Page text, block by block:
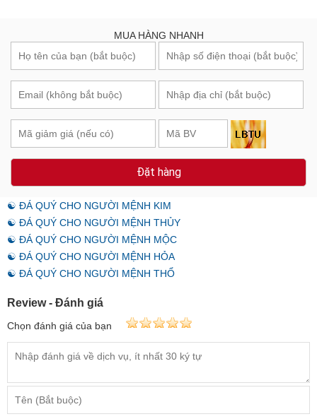
MUA HÀNG NHANH
Đặt hàng
☯ ĐÁ QUÝ CHO NGƯỜI MỆNH KIM
☯ ĐÁ QUÝ CHO NGƯỜI MỆNH THỦY
☯ ĐÁ QUÝ CHO NGƯỜI MỆNH MỘC
☯ ĐÁ QUÝ CHO NGƯỜI MỆNH HỎA
☯ ĐÁ QUÝ CHO NGƯỜI MỆNH THỔ
Review - Đánh giá
Chọn đánh giá của bạn